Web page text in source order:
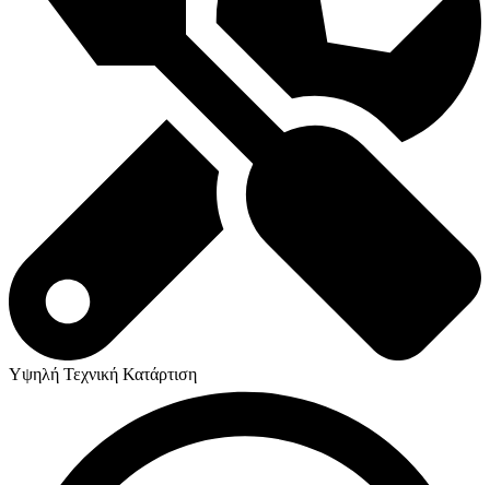
Υψηλή Τεχνική Κατάρτιση